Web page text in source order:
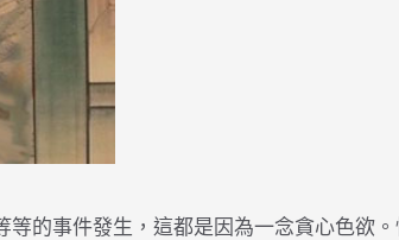
的事件發生，這都是因為一念貪心色欲